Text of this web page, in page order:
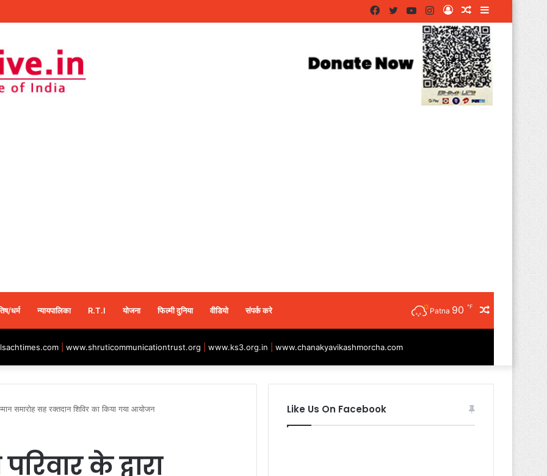
Sidebar
Random
Article
Log
In
Instagram
YouTube
Twitter
Facebook
धर्म न्यायपालिका R.T.I योजना फिल्मी दुनिया वीडियो संपर्क करे Random
Patna 90 ℉
www.shruticommunicationtrust.org www.ks3.org.in www.chanakyavikashmorcha.com
समारोह सह रक्तदान शिविर का किया गया आयोजन
के द्वारा
Like Us On Facebook